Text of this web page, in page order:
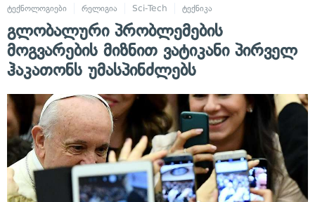
ტექნოლოგიები
რელიგია Sci-Tech ტექნიკა
გლობალური პრობლემების
მოგვარების მიზნით ვატიკანი პირველ
ჰაკათონს უმასპინძლებს